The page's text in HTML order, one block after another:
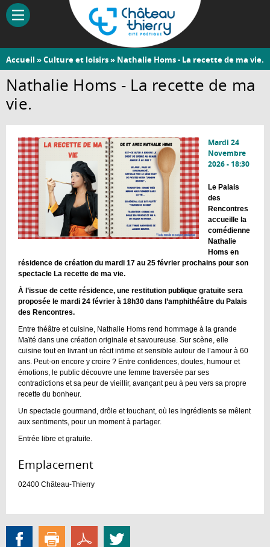
Aller
contenu
Château-
Thierry
Vous
êtes
ici
Accueil »Culture et loisirs» Nathalie Homs - La recette de ma vie.
Nathalie Homs - La recette de ma
vie.
Mardi 24
Novembre
2026 - 18:30
Le Palais
des
Rencontres
accueille la
comédienne
Nathalie
Homs en
résidence de création du mardi 17 au 25 février prochains pour son
spectacle La recette de ma vie.
À l’issue de cette résidence, une restitution publique gratuite sera
proposée le mardi 24 février à 18h30 dans l’amphithéâtre du Palais
des Rencontres.
Entre théâtre et cuisine, Nathalie Homs rend hommage à la grande
Maïté dans une création originale et savoureuse. Sur scène, elle
cuisine tout en livrant un récit intime et sensible autour de l’amour à 60
ans. Peut-on encore y croire ? Entre confidences, doutes, humour et
émotions, le public découvre une femme traversée par ses
contradictions et sa peur de vieillir, avançant peu à peu vers sa propre
recette du bonheur.
Un spectacle gourmand, drôle et touchant, où les ingrédients se mêlent
aux sentiments, pour un moment à partager.
Entrée libre et gratuite.
Emplacement :
02400 Château-Thierry